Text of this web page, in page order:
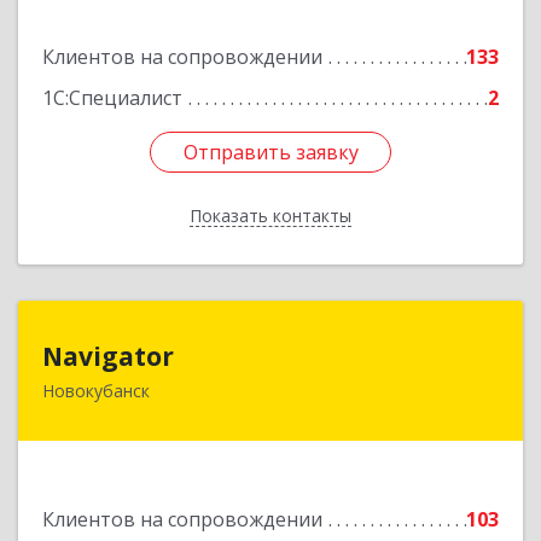
Клиентов на сопровождении
133
1С:Специалист
2
Отправить заявку
Показать контакты
Отправить заявку
Назад
Navigator
Новокубанск
Клиентов на сопровождении 103
352240, Краснодарский край, Новокубанск г,